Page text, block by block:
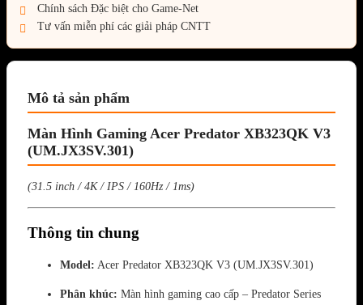
Chính sách Đặc biệt cho Game-Net
Tư vấn miễn phí các giải pháp CNTT
Mô tả sản phẩm
Màn Hình Gaming Acer Predator XB323QK V3
(UM.JX3SV.301)
(31.5 inch / 4K / IPS / 160Hz / 1ms)
Thông tin chung
Model: Acer Predator XB323QK V3 (UM.JX3SV.301)
Phân khúc: Màn hình gaming cao cấp – Predator Series